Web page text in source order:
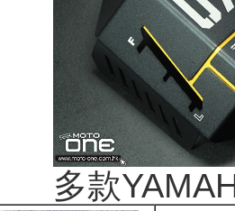
多款